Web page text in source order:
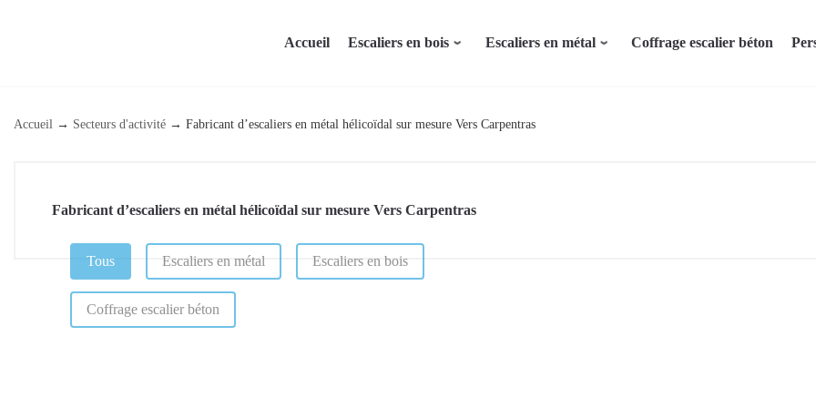
Accueil Escaliers en bois Escaliers en métal Coffrage escalier béton
Accueil → Secteurs d'activité → Fabricant d’escaliers en métal hélicoïdal sur mesure Vers Carpentras
Fabricant d’escaliers en métal hélicoïdal sur mesure Vers Carpentras
CATÉGORIE (PAGE DE RÉFÉRENCEMENT)
Tous Escaliers en métal Escaliers en bois
Coffrage escalier béton